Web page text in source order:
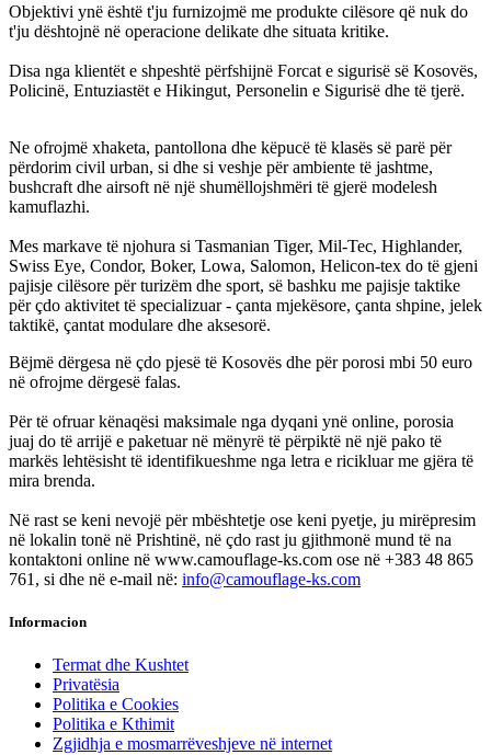
Objektivi ynë është t'ju furnizojmë me produkte cilësore që nuk do
t'ju dështojnë në operacione delikate dhe situata kritike.
Disa nga klientët e shpeshtë përfshijnë Forcat e sigurisë së Kosovës,
Policinë, Entuziastët e Hikingut, Personelin e Sigurisë dhe të tjerë.
Ne ofrojmë xhaketa, pantollona dhe këpucë të klasës së parë për
përdorim civil urban, si dhe si veshje për ambiente të jashtme,
bushcraft dhe airsoft në një shumëllojshmëri të gjerë modelesh
kamuflazhi.
Mes markave të njohura si Tasmanian Tiger, Mil-Tec, Highlander,
Swiss Eye, Condor, Boker, Lowa, Salomon, Helicon-tex do të gjeni
pajisje cilësore për turizëm dhe sport, së bashku me pajisje taktike
për çdo aktivitet të specializuar - çanta mjekësore, çanta shpine, jelek
taktikë, çantat modulare dhe aksesorë.
Bëjmë dërgesa në çdo pjesë të Kosovës dhe për porosi mbi 50 euro
në ofrojme dërgesë falas.
Për të ofruar kënaqësi maksimale nga dyqani ynë online, porosia
juaj do të arrijë e paketuar në mënyrë të përpiktë në një pako të
markës lehtësisht të identifikueshme nga letra e ricikluar me gjëra të
mira brenda.
Në rast se keni nevojë për mbështetje ose keni pyetje, ju mirëpresim
në lokalin tonë në Prishtinë, në çdo rast ju gjithmonë mund të na
kontaktoni online në www.camouflage-ks.com ose në +383 48 865
761, si dhe në e-mail në: info@camouflage-ks.com
Informacion
Termat dhe Kushtet
Privatësia
Politika e Cookies
Politika e Kthimit
Zgjidhja e mosmarrëveshjeve në internet